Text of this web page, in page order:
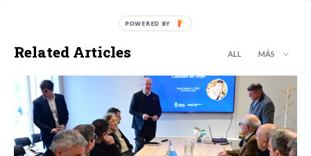
Related Articles ALL MÁS